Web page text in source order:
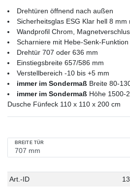
Drehtüren öffnend nach außen
Sicherheitsglas ESG Klar hell 8 mm
Wandprofil Chrom,
Scharniere mit Hebe-Senk-Funktion
Drehtür 707 oder 636 mm
Einstiegsbreite 657/586 mm
Verstellbereich -10 bis +5 mm
immer im Sondermaß Breite 80-
immer im Sondermaß Höhe 1500-
Dusche Fünfeck 110 x 110 x 200 cm
BREITE TÜR
Technisches
Wert
Art.-ID